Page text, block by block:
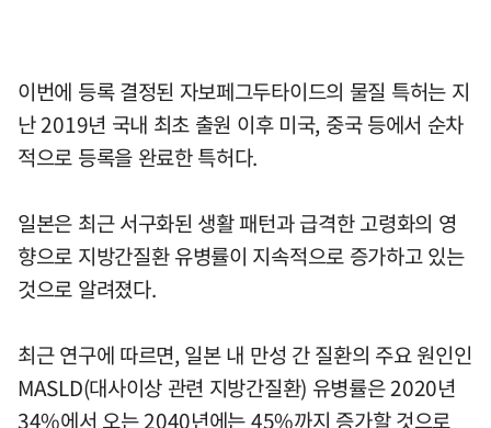
이번에 등록 결정된 자보페그두타이드의 물질 특허는 지
난 2019년 국내 최초 출원 이후 미국, 중국 등에서 순차
적으로 등록을 완료한 특허다.
일본은 최근 서구화된 생활 패턴과 급격한 고령화의 영
향으로 지방간질환 유병률이 지속적으로 증가하고 있는
것으로 알려졌다.
최근 연구에 따르면, 일본 내 만성 간 질환의 주요 원인인
MASLD(대사이상 관련 지방간질환) 유병률은 2020년
34%에서 오는 2040년에는 45%까지 증가할 것으로